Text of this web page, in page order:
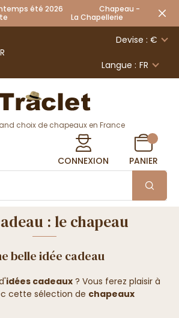
été 2026 Chapeau -
La Chapellerie
Devise : €
Langue : FR
choix de chapeaux en France
CONNEXION PANIER
: le chapeau
belle idée cadeau
idées cadeaux ? Vous ferez plaisir à
cette sélection de chapeaux